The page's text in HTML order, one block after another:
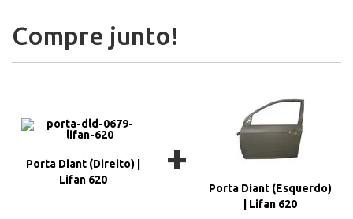
Compre junto!
Porta Diant (Direito) |
Lifan 620
+
Porta Diant (Esquerdo)
| Lifan 620